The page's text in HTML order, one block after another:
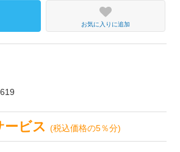
お気に入りに追加
ービス(税込価格の5％分)